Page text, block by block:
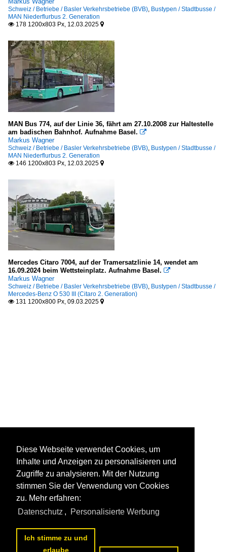
Schweiz / Betriebe / Basler Verkehrsbetriebe (BVB), Bustypen / Stadtbusse /
MAN Niederflurbus 2. Generation
 178 1200x803 Px, 12.03.2025 
MAN Bus 774, auf der Linie 36, fährt am 27.10.2008 zur Haltestelle
am badischen Bahnhof. Aufnahme Basel. 
Markus Wagner
Schweiz / Betriebe / Basler Verkehrsbetriebe (BVB), Bustypen / Stadtbusse /
MAN Niederflurbus 2. Generation
 146 1200x803 Px, 12.03.2025 
Mercedes Citaro 7004, auf der Tramersatzlinie 14, wendet am
16.09.2024 beim Wettsteinplatz. Aufnahme Basel. 
Markus Wagner
Schweiz / Betriebe / Basler Verkehrsbetriebe (BVB), Bustypen / Stadtbusse /
Mercedes-Benz O 530 III (Citaro 2. Generation)
 131 1200x800 Px, 09.03.2025 
Diese Webseite verwendet Cookies, um
Inhalte und Anzeigen zu personalisieren und
Zugriffe zu analysieren. Mit der Nutzung
stimmen Sie der Verwendung von Cookies
zu. Mehr erfahren:
Datenschutz , Personalisierte Werbung
Ich stimme zu und
erlaube